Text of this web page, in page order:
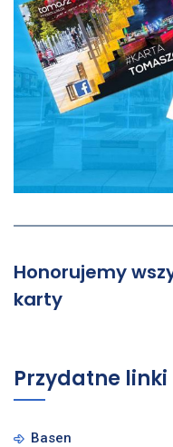
Honorujemy
karty
Przydatne linki
Basen